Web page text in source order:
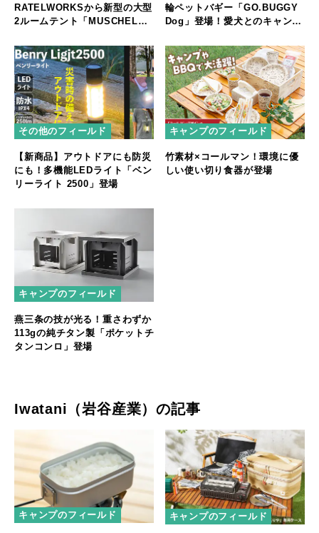
RATELWORKSから新型の大型
2ルームテント「MUSCHEL」
輪ペットバギー「GO.BUGGY
Dog」登場！愛犬とのキャンプ
その他のフィールド
【新商品】アウトドアにも防災
にも！多機能LEDライト「ベン
リーライト 2500」登場
キャンプのフィールド
竹素材×コールマン！環境に優
しい使い切り食器が登場
キャンプのフィールド
燕三条の技が光る！重さわずか
113gの純チタン製「ポケットチ
タンコンロ」登場
Iwatani（岩谷産業）の記事
キャンプのフィールド キャンプのフィールド